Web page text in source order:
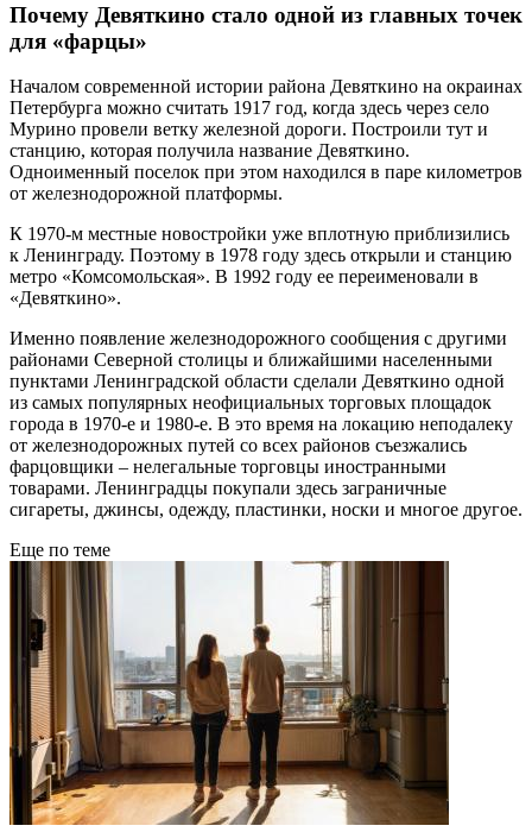
Почему Девяткино стало одной из главных точек
для «фарцы»
Началом современной истории района Девяткино на окраинах
Петербурга можно считать 1917 год, когда здесь через село
Мурино провели ветку железной дороги. Построили тут и
станцию, которая получила название Девяткино.
Одноименный поселок при этом находился в паре километров
от железнодорожной платформы.
К 1970-м местные новостройки уже вплотную приблизились
к Ленинграду. Поэтому в 1978 году здесь открыли и станцию
метро «Комсомольская». В 1992 году ее переименовали в
«Девяткино».
Именно появление железнодорожного сообщения с другими
районами Северной столицы и ближайшими населенными
пунктами Ленинградской области сделали Девяткино одной
из самых популярных неофициальных торговых площадок
города в 1970-е и 1980-е. В это время на локацию неподалеку
от железнодорожных путей со всех районов съезжались
фарцовщики – нелегальные торговцы иностранными
товарами. Ленинградцы покупали здесь заграничные
сигареты, джинсы, одежду, пластинки, носки и многое другое.
Еще по теме